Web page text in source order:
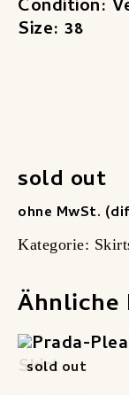
Condition:
Size: 38
sold out
ohne MwSt.
Kategorie:
Ähnliche
sold out